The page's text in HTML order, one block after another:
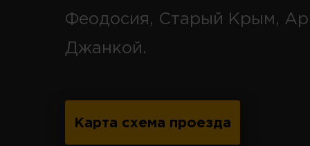
Феодосия, Старый Крым,
Джанкой.
Карта схема проезда